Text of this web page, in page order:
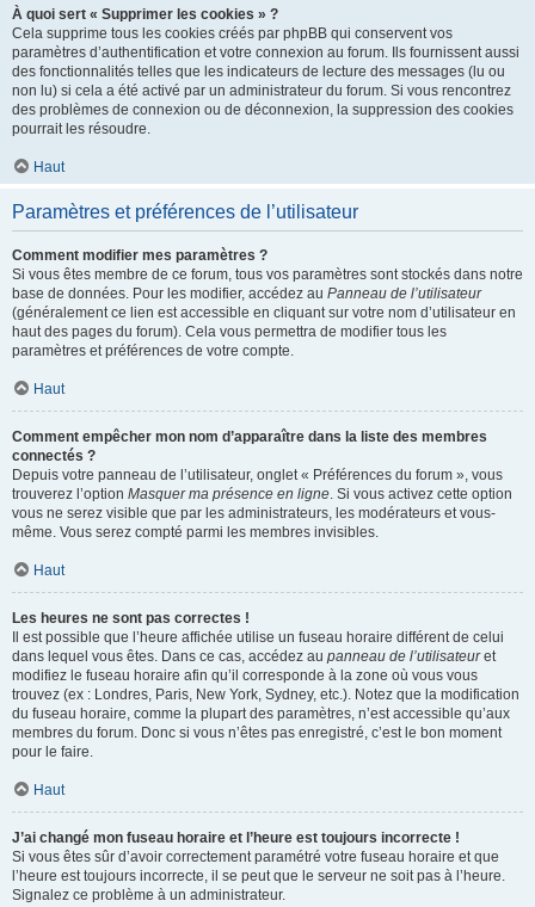
À quoi sert « Supprimer les cookies » ?
Cela supprime tous les cookies créés par phpBB qui conservent vos
paramètres d’authentification et votre connexion au forum. Ils fournissent aussi
des fonctionnalités telles que les indicateurs de lecture des messages (lu ou
non lu) si cela a été activé par un administrateur du forum. Si vous rencontrez
des problèmes de connexion ou de déconnexion, la suppression des cookies
pourrait les résoudre.
Haut
Paramètres et préférences de l’utilisateur
Comment modifier mes paramètres ?
Si vous êtes membre de ce forum, tous vos paramètres sont stockés dans notre
base de données. Pour les modifier, accédez au Panneau de l’utilisateur
(généralement ce lien est accessible en cliquant sur votre nom d’utilisateur en
haut des pages du forum). Cela vous permettra de modifier tous les
paramètres et préférences de votre compte.
Haut
Comment empêcher mon nom d’apparaître dans la liste des membres
connectés ?
Depuis votre panneau de l’utilisateur, onglet « Préférences du forum », vous
trouverez l’option Masquer ma présence en ligne. Si vous activez cette option
vous ne serez visible que par les administrateurs, les modérateurs et vous-
même. Vous serez compté parmi les membres invisibles.
Haut
Les heures ne sont pas correctes !
Il est possible que l’heure affichée utilise un fuseau horaire différent de celui
dans lequel vous êtes. Dans ce cas, accédez au panneau de l’utilisateuret
modifiez le fuseau horaire afin qu’il corresponde à la zone où vous vous
trouvez (ex : Londres, Paris, New York, Sydney, etc.). Notez que la modification
du fuseau horaire, comme la plupart des paramètres, n’est accessible qu’aux
membres du forum. Donc si vous n’êtes pas enregistré, c’est le bon moment
pour le faire.
Haut
J’ai changé mon fuseau horaire et l’heure est toujours incorrecte !
Si vous êtes sûr d’avoir correctement paramétré votre fuseau horaire et que
l’heure est toujours incorrecte, il se peut que le serveur ne soit pas à l’heure.
Signalez ce problème à un administrateur.